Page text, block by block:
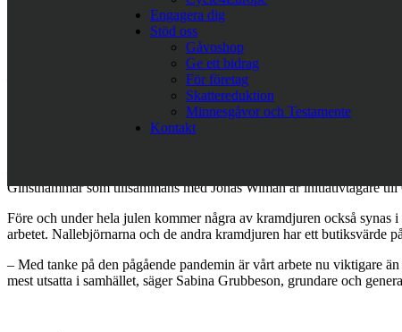
Engagera dig
Stöd oss
Gåvoshop
Ge ett bidrag
För företag
Skattereduktion
Minnesgåvor och Testamente
Kontakt
Det började med att ett stort varuhus kontaktade Loza om
människor med funktionshinder som lever under svåra
– De människor vi arbetar för lever i fattigdom och ofta även i
det mer värt att deras levnadsförhållanden förbättras, säger Sabina
Förutom Loza Foundation är även podcasten Olika är bäst med och
orättvisor i Sverige och andra länder där funktionshindrade är utsatta
– Det här är precis vad vi står för. Vårt mål är att få bort fördomar
Ginsthammar som tillsammans med Jonas Wiman är initiativtagare till
Före och under hela julen kommer några av kramdjuren också
arbetet. Nallebjörnarna och de andra kramdjuren har ett butiksvärde
– Med tanke på den pågående pandemin är vårt arbete nu viktigare
mest utsatta i samhället, säger Sabina Grubbeson, grundare och